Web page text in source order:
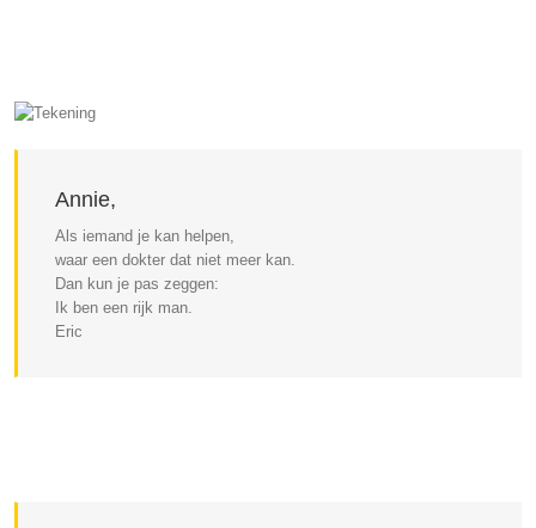
Annie,
Als iemand je kan helpen,
waar een dokter dat niet meer kan.
Dan kun je pas zeggen:
Ik ben een rijk man.
Eric